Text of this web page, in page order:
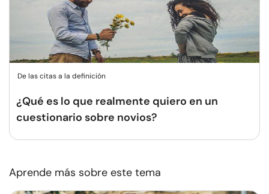
De las citas a la definición
¿Qué es lo que realmente quiero en un
cuestionario sobre novios?
Aprende más sobre este tema